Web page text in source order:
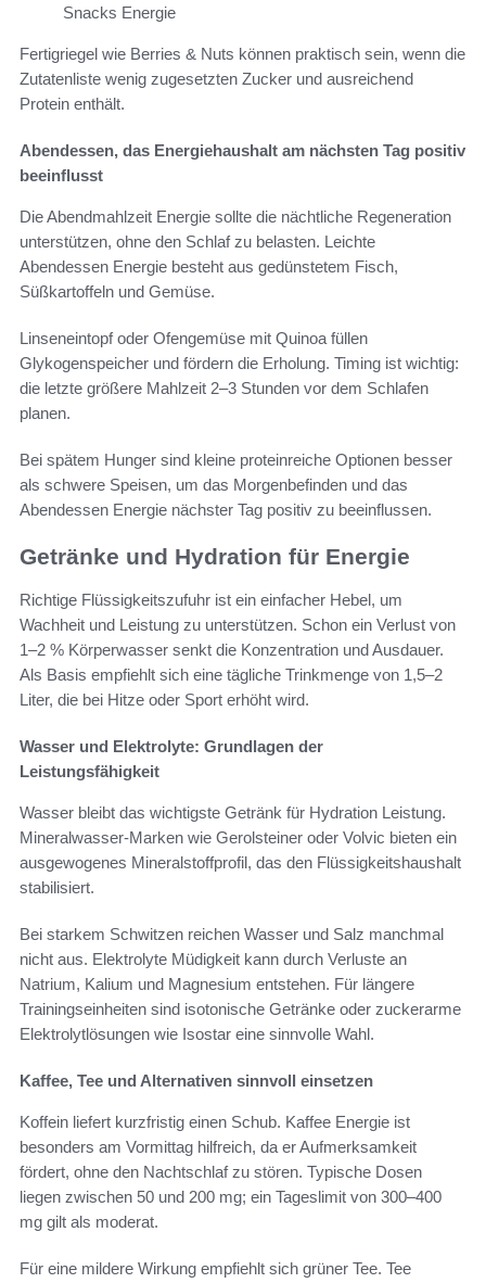
Snacks Energie
Fertigriegel wie Berries & Nuts können praktisch sein, wenn die
Zutatenliste wenig zugesetzten Zucker und ausreichend
Protein enthält.
Abendessen, das Energiehaushalt am nächsten Tag positiv
beeinflusst
Die Abendmahlzeit Energie sollte die nächtliche Regeneration
unterstützen, ohne den Schlaf zu belasten. Leichte
Abendessen Energie besteht aus gedünstetem Fisch,
Süßkartoffeln und Gemüse.
Linseneintopf oder Ofengemüse mit Quinoa füllen
Glykogenspeicher und fördern die Erholung. Timing ist wichtig:
die letzte größere Mahlzeit 2–3 Stunden vor dem Schlafen
planen.
Bei spätem Hunger sind kleine proteinreiche Optionen besser
als schwere Speisen, um das Morgenbefinden und das
Abendessen Energie nächster Tag positiv zu beeinflussen.
Getränke und Hydration für Energie
Richtige Flüssigkeitszufuhr ist ein einfacher Hebel, um
Wachheit und Leistung zu unterstützen. Schon ein Verlust von
1–2 % Körperwasser senkt die Konzentration und Ausdauer.
Als Basis empfiehlt sich eine tägliche Trinkmenge von 1,5–2
Liter, die bei Hitze oder Sport erhöht wird.
Wasser und Elektrolyte: Grundlagen der
Leistungsfähigkeit
Wasser bleibt das wichtigste Getränk für Hydration Leistung.
Mineralwasser-Marken wie Gerolsteiner oder Volvic bieten ein
ausgewogenes Mineralstoffprofil, das den Flüssigkeitshaushalt
stabilisiert.
Bei starkem Schwitzen reichen Wasser und Salz manchmal
nicht aus. Elektrolyte Müdigkeit kann durch Verluste an
Natrium, Kalium und Magnesium entstehen. Für längere
Trainingseinheiten sind isotonische Getränke oder zuckerarme
Elektrolytlösungen wie Isostar eine sinnvolle Wahl.
Kaffee, Tee und Alternativen sinnvoll einsetzen
Koffein liefert kurzfristig einen Schub. Kaffee Energie ist
besonders am Vormittag hilfreich, da er Aufmerksamkeit
fördert, ohne den Nachtschlaf zu stören. Typische Dosen
liegen zwischen 50 und 200 mg; ein Tageslimit von 300–400
mg gilt als moderat.
Für eine mildere Wirkung empfiehlt sich grüner Tee. Tee